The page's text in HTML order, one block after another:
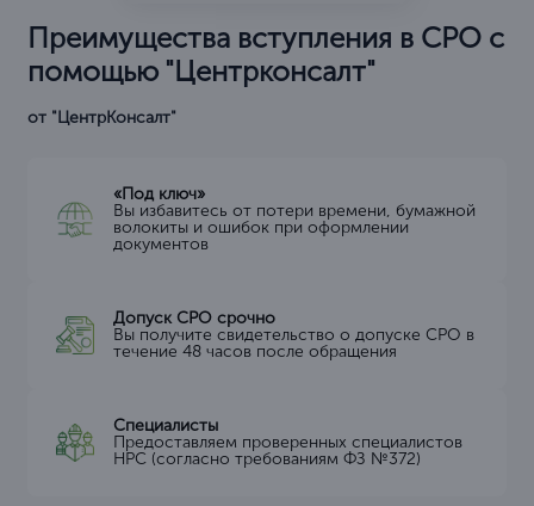
Преимущества вступления в СРО с
помощью "Центрконсалт"
от "ЦентрКонсалт"
«Под ключ»
Вы избавитесь от потери времени, бумажной
волокиты и ошибок при оформлении
документов
Допуск СРО срочно
Вы получите свидетельство о допуске СРО в
течение 48 часов после обращения
Специалисты
Предоставляем проверенных специалистов
НРС (согласно требованиям ФЗ №372)